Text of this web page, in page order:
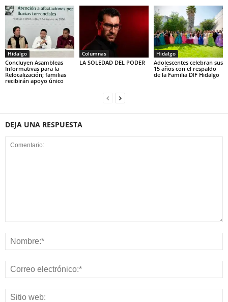
Hidalgo
Concluyen Asambleas
Informativas para la
Relocalización; familias
recibirán apoyo único
Columnas
LA SOLEDAD DEL PODER
Hidalgo
Adolescentes celebran sus
15 años con el respaldo
de la Familia DIF Hidalgo
DEJA UNA RESPUESTA